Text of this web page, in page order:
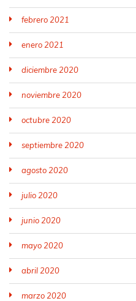
febrero 2021
enero 2021
diciembre 2020
noviembre 2020
octubre 2020
septiembre 2020
agosto 2020
julio 2020
junio 2020
mayo 2020
abril 2020
marzo 2020